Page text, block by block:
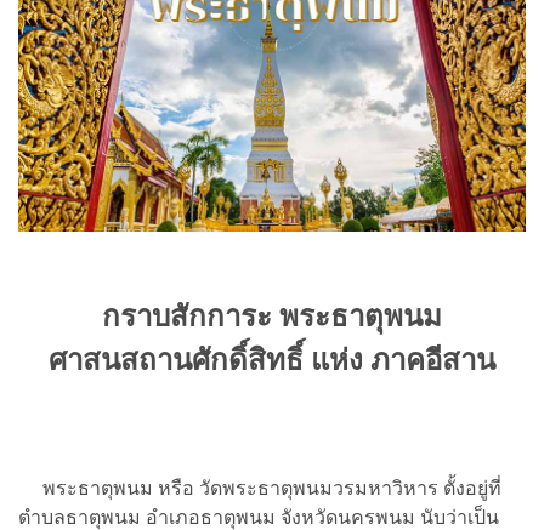
กราบสักการะ พระธาตุพนม
ศาสนสถานศักดิ์สิทธิ์ แห่ง ภาคอีสาน
พระธาตุพนม หรือ วัดพระธาตุพนมวรมหาวิหาร ตั้งอยู่ที่
ตำบลธาตุพนม อำเภอธาตุพนม จังหวัดนครพนม นับว่าเป็น